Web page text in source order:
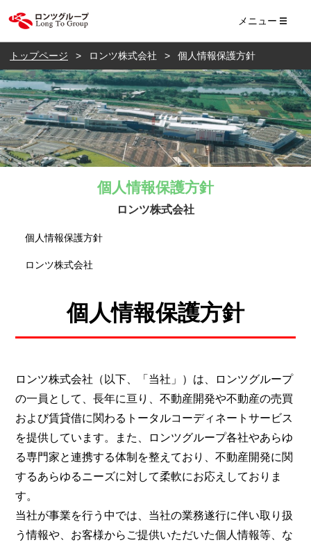
メニュー
トップページ ロンツ株式会社 個人情報保護方針
個人情報保護方針
ロンツ株式会社
個人情報保護方針
ロンツ株式会社
個人情報保護方針
ロンツ株式会社（以下、「当社」）は、ロンツグループ
の一員として、長年に亘り、不動産開発や不動産の売買
および賃貸借に関わるトータルコーディネートサービス
を提供しています。また、ロンツグループ各社やあらゆ
る専門家と連携する体制を整えており、不動産開発に関
するあらゆるニーズに対して柔軟にお応えしておりま
す。
当社が事業を行う中では、当社の業務遂行に伴い取り扱
う情報や、お客様からご提供いただいた個人情報等、な